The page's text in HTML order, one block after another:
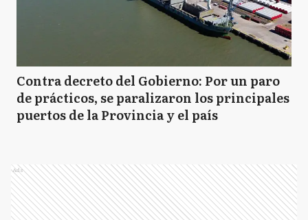
Contra decreto del Gobierno: Por un paro
de prácticos, se paralizaron los principales
puertos de la Provincia y el país
Ads